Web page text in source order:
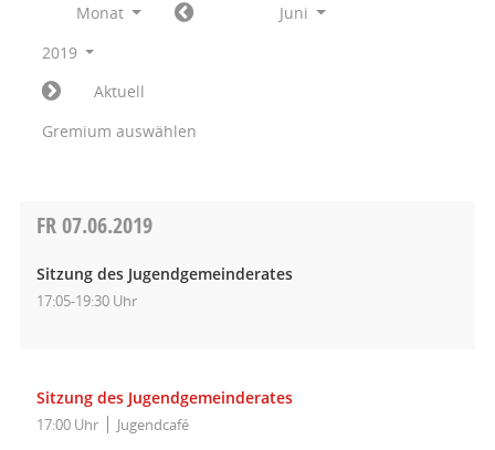
Monat
Juni
2019
Aktuell
Gremium auswählen
FR07.06.2019
Sitzung des Jugendgemeinderates
17:05-19:30 Uhr
Sitzung des Jugendgemeinderates
17:00 Uhr Jugendcafé